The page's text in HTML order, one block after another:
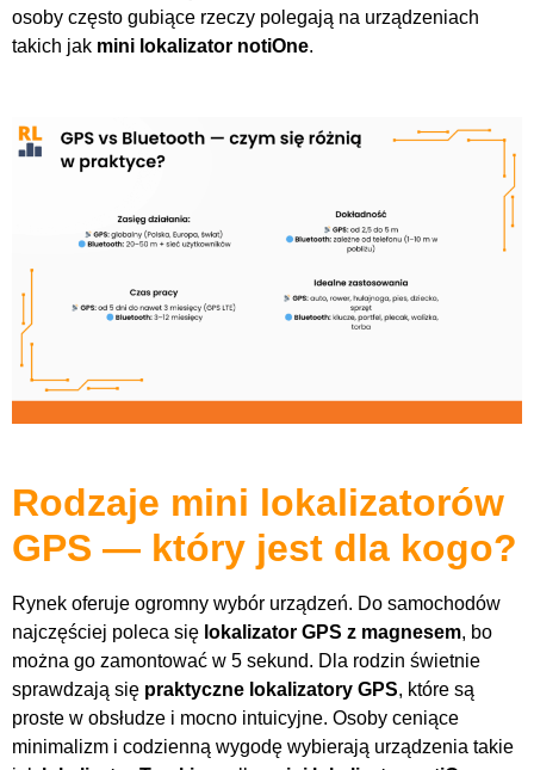
osoby często gubiące rzeczy polegają na urządzeniach
takich jak mini lokalizator notiOne.
Rodzaje mini lokalizatorów
GPS — który jest dla kogo?
Rynek oferuje ogromny wybór urządzeń. Do samochodów
najczęściej poleca się lokalizator GPS z magnesem, bo
można go zamontować w 5 sekund. Dla rodzin świetnie
sprawdzają się praktyczne lokalizatory GPS, które są
proste w obsłudze i mocno intuicyjne. Osoby ceniące
minimalizm i codzienną wygodę wybierają urządzenia takie